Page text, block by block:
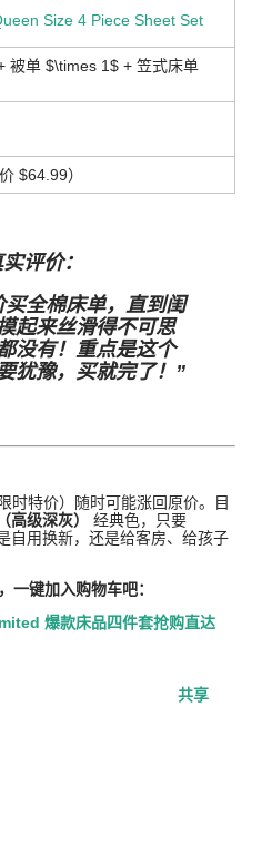
Size 4 Piece Sheet Set
被单 $\times 1$ + 笠式床单
价 $64.99）
评价：
全棉床单，直到闺
起来丝滑得不可思
没有！重点是这个
犹豫，买就完了！”
时特价）随时可能涨回原价。目
级深灰）
经典色，只要
自用换新，还是给客房、给孩子
一键加入购物车吧：
爆款床品四件套抢购直达
共享